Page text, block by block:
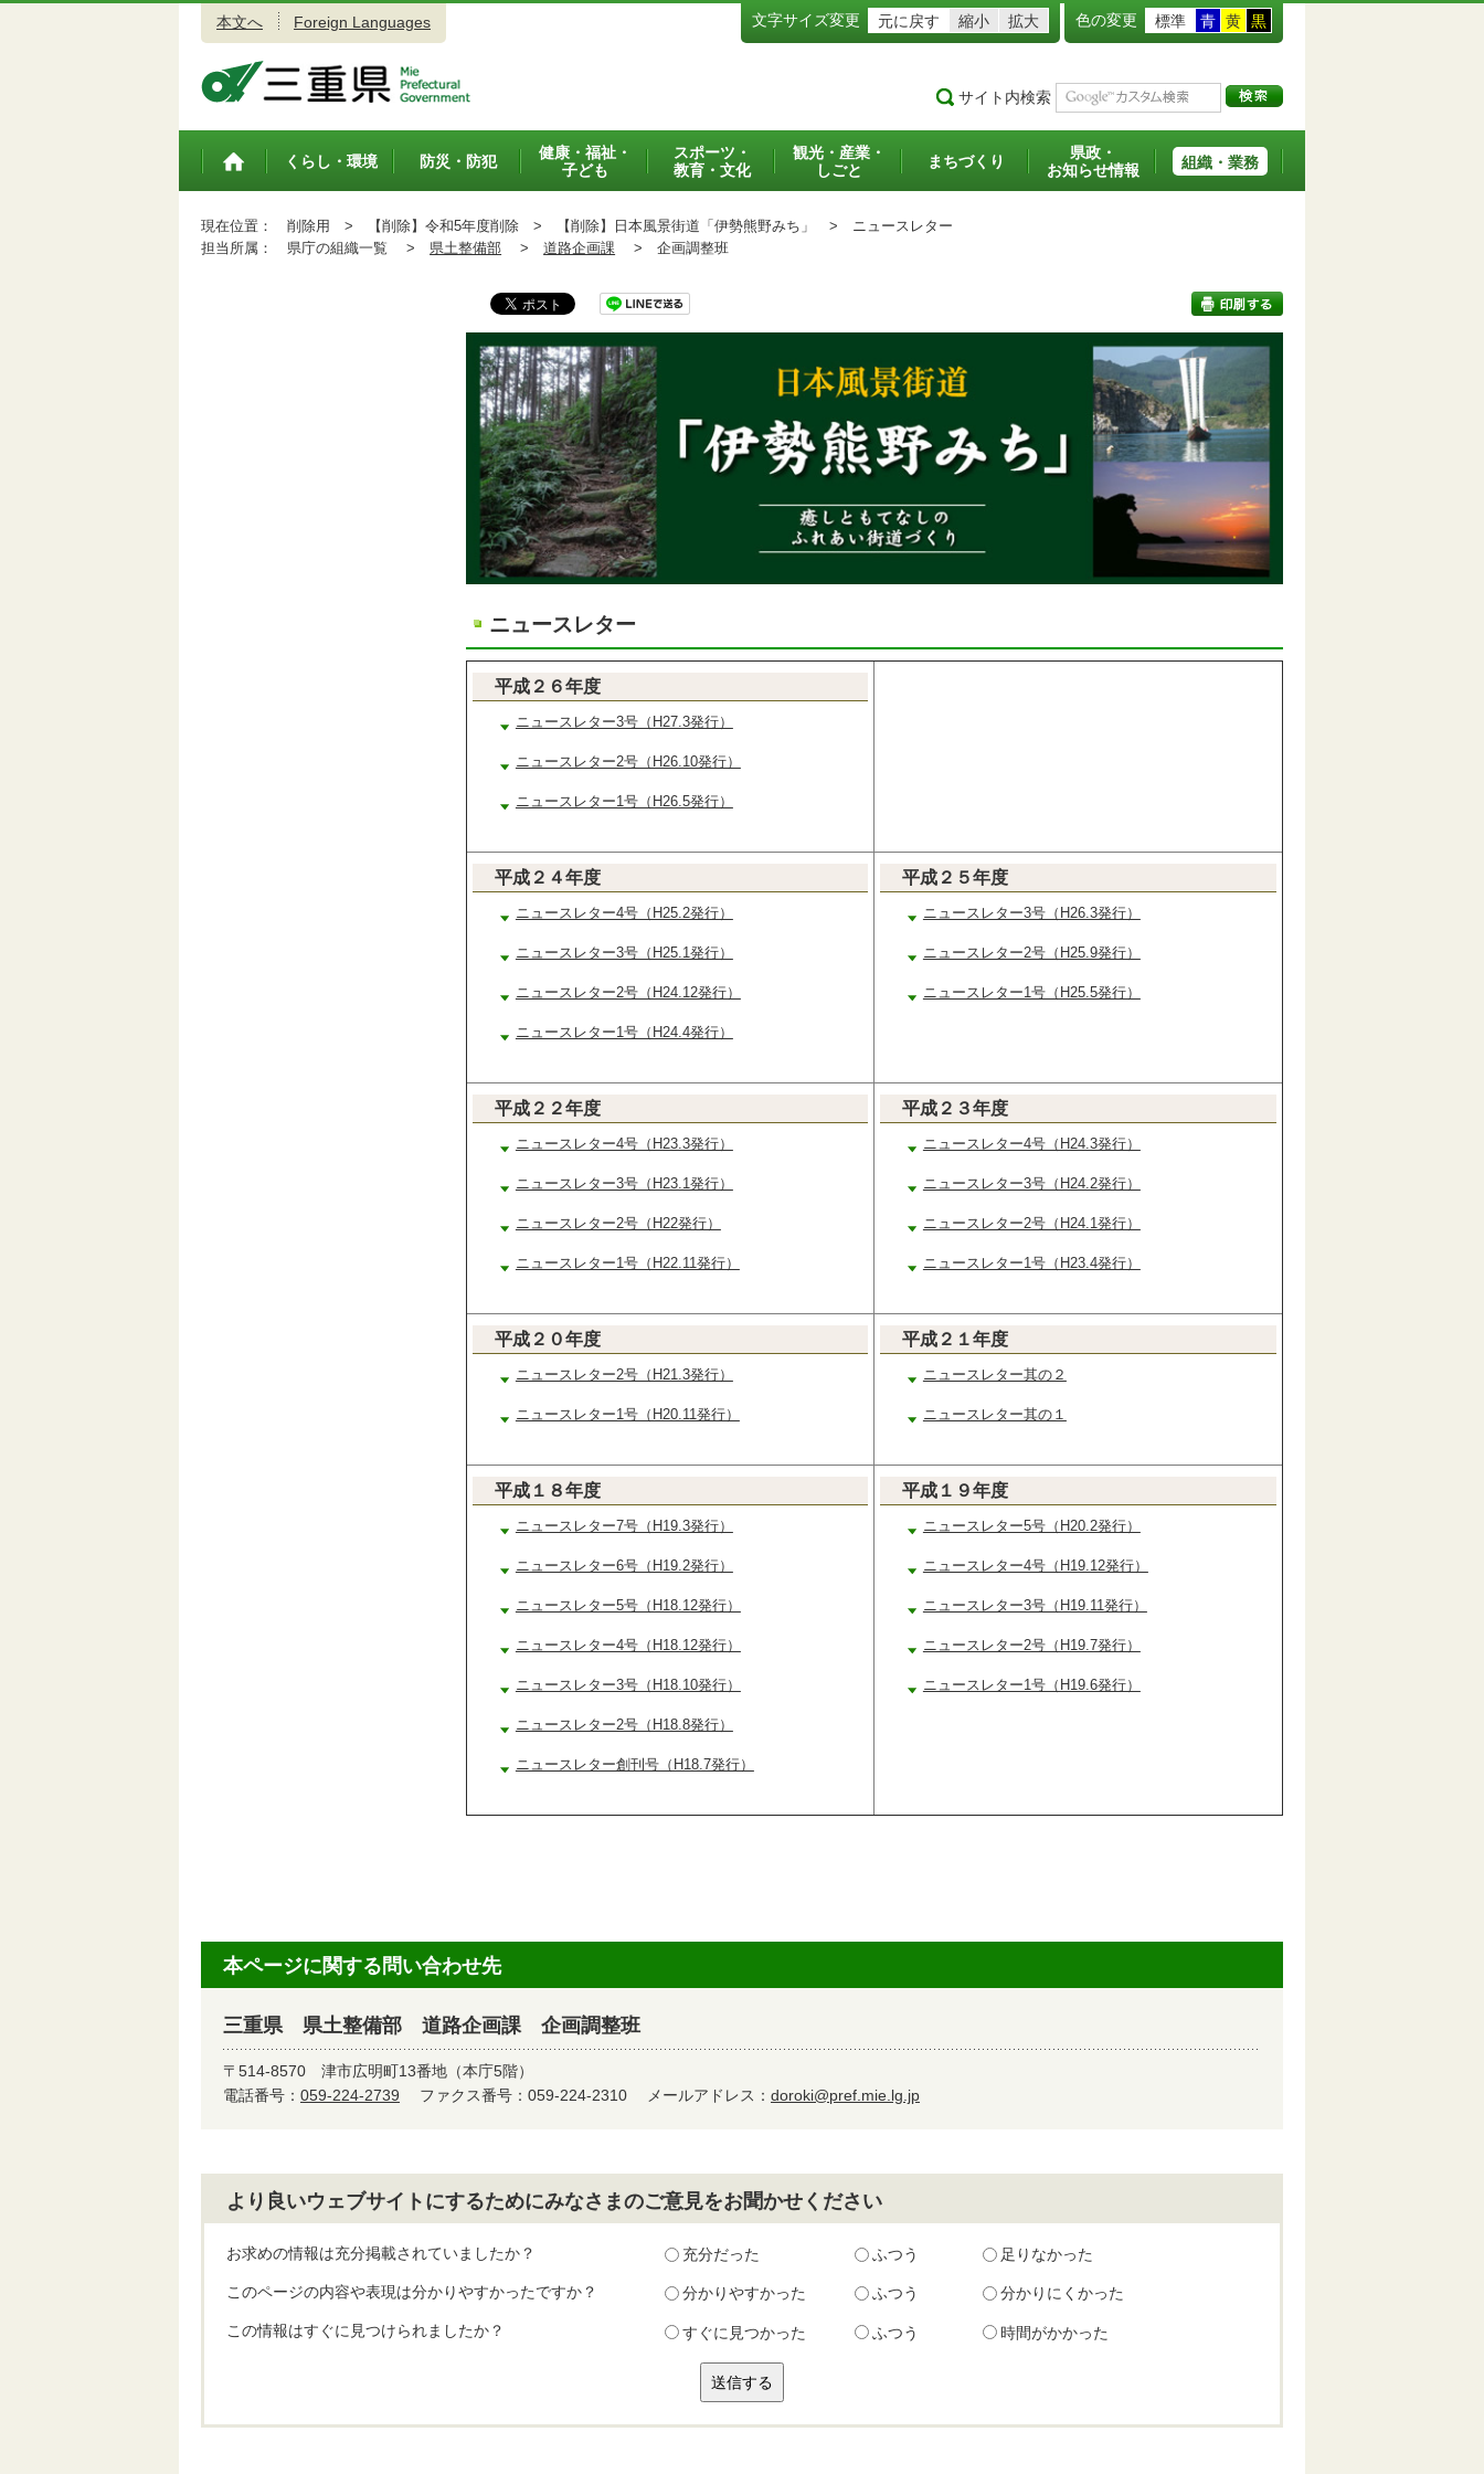
本文へ Foreign Languages 文字サイズ変更 元に戻す 縮小 拡大 色の変更 標準 青 黄 黒
サイト内検索
トップペ
くらし・環境 防災・防犯
健康・福祉・
子ども
スポーツ・
教育・文化
観光・産業・
しごと
まちづくり
県政・
お知らせ情報
組織・業務
現在位置： 削除用 > 【削除】令和5年度削除 > 【削除】日本風景街道「伊勢熊野みち」 > ニュースレター
担当所属：
県庁の組織一覧 > 県土整備部 > 道路企画課 > 企画調整班
印刷する
ニュースレター
平成２６年度
ニュースレター3号（H27.3発行）
ニュースレター2号（H26.10発行）
ニュースレター1号（H26.5発行）
平成２４年度
ニュースレター4号（H25.2発行）
ニュースレター3号（H25.1発行）
ニュースレター2号（H24.12発行）
ニュースレター1号（H24.4発行）
平成２５年度
ニュースレター3号（H26.3発行）
ニュースレター2号（H25.9発行）
ニュースレター1号（H25.5発行）
平成２２年度
ニュースレター4号（H23.3発行）
ニュースレター3号（H23.1発行）
ニュースレター2号（H22発行）
ニュースレター1号（H22.11発行）
平成２３年度
ニュースレター4号（H24.3発行）
ニュースレター3号（H24.2発行）
ニュースレター2号（H24.1発行）
ニュースレター1号（H23.4発行）
平成２０年度
ニュースレター2号（H21.3発行）
ニュースレター1号（H20.11発行）
平成２１年度
ニュースレター其の２
ニュースレター其の１
平成１８年度
ニュースレター7号（H19.3発行）
ニュースレター6号（H19.2発行）
ニュースレター5号（H18.12発行）
ニュースレター4号（H18.12発行）
ニュースレター3号（H18.10発行）
ニュースレター2号（H18.8発行）
ニュースレター創刊号（H18.7発行）
平成１９年度
ニュースレター5号（H20.2発行）
ニュースレター4号（H19.12発行）
ニュースレター3号（H19.11発行）
ニュースレター2号（H19.7発行）
ニュースレター1号（H19.6発行）
本ページに関する問い合わせ先
三重県 県土整備部 道路企画課 企画調整班
〒514-8570 津市広明町13番地（本庁5階）
電話番号： 059-224-2739 ファクス番号：059-224-2310 メールアドレス： doroki@pref.mie.lg.jp
より良いウェブサイトにするためにみなさまのご意見をお聞かせください
お求めの情報は充分掲載されていましたか？ 充分だった ふつう 足りなかった
このページの内容や表現は分かりやすかったですか？ 分かりやすかった ふつう 分かりにくかった
この情報はすぐに見つけられましたか？ すぐに見つかった ふつう 時間がかかった